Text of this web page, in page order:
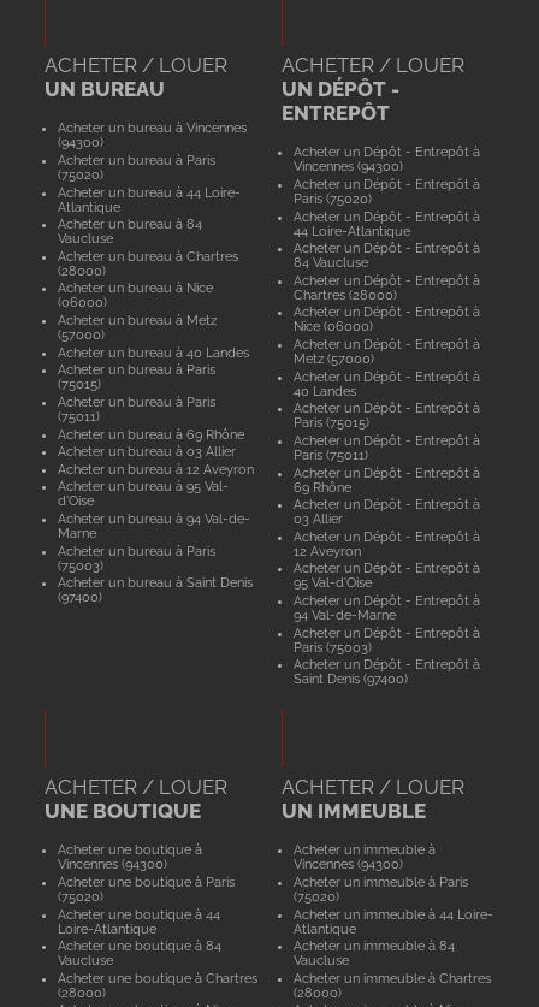
ACHETER / LOUER
UN BUREAU
Acheter un bureau à Vincennes
(94300)
Acheter un bureau à Paris
(75020)
Acheter un bureau à 44 Loire-
Atlantique
Acheter un bureau à 84
Vaucluse
Acheter un bureau à Chartres
(28000)
Acheter un bureau à Nice
(06000)
Acheter un bureau à Metz
(57000)
Acheter un bureau à 40 Landes
Acheter un bureau à Paris
(75015)
Acheter un bureau à Paris
(75011)
Acheter un bureau à 69 Rhône
Acheter un bureau à 03 Allier
Acheter un bureau à 12 Aveyron
Acheter un bureau à 95 Val-
d'Oise
Acheter un bureau à 94 Val-de-
Marne
Acheter un bureau à Paris
(75003)
Acheter un bureau à Saint Denis
(97400)
ACHETER / LOUER
UN DÉPÔT -
ENTREPÔT
Acheter un Dépôt - Entrepôt à
Vincennes (94300)
Acheter un Dépôt - Entrepôt à
Paris (75020)
Acheter un Dépôt - Entrepôt à
44 Loire-Atlantique
Acheter un Dépôt - Entrepôt à
84 Vaucluse
Acheter un Dépôt - Entrepôt à
Chartres (28000)
Acheter un Dépôt - Entrepôt à
Nice (06000)
Acheter un Dépôt - Entrepôt à
Metz (57000)
Acheter un Dépôt - Entrepôt à
40 Landes
Acheter un Dépôt - Entrepôt à
Paris (75015)
Acheter un Dépôt - Entrepôt à
Paris (75011)
Acheter un Dépôt - Entrepôt à
69 Rhône
Acheter un Dépôt - Entrepôt à
03 Allier
Acheter un Dépôt - Entrepôt à
12 Aveyron
Acheter un Dépôt - Entrepôt à
95 Val-d'Oise
Acheter un Dépôt - Entrepôt à
94 Val-de-Marne
Acheter un Dépôt - Entrepôt à
Paris (75003)
Acheter un Dépôt - Entrepôt à
Saint Denis (97400)
ACHETER / LOUER
UNE BOUTIQUE
Acheter une boutique à
Vincennes (94300)
Acheter une boutique à Paris
(75020)
Acheter une boutique à 44
Loire-Atlantique
Acheter une boutique à 84
Vaucluse
Acheter une boutique à Chartres
(28000)
ACHETER / LOUER
UN IMMEUBLE
Acheter un immeuble à
Vincennes (94300)
Acheter un immeuble à Paris
(75020)
Acheter un immeuble à 44 Loire-
Atlantique
Acheter un immeuble à 84
Vaucluse
Acheter un immeuble à Chartres
(28000)